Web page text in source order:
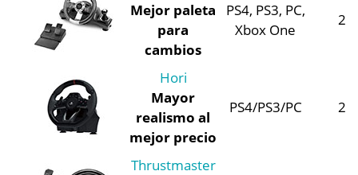
Mejor paleta
para
cambios
PS4, PS3, PC,
Xbox One
2
Hori
Mayor
realismo al
mejor precio
PS4/PS3/PC 2
Thrustmaster